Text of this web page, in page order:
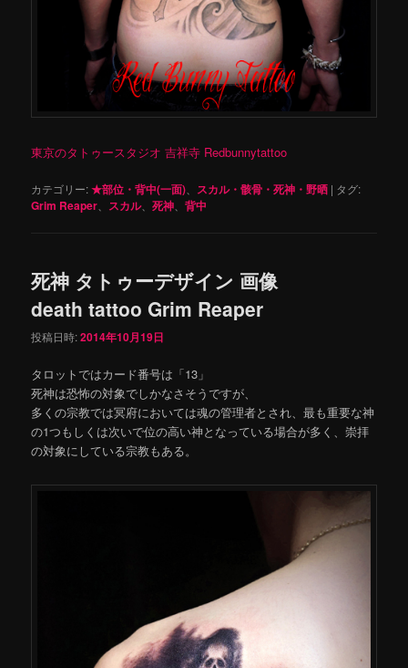
東京のタトゥースタジオ 吉祥寺 Redbunnytattoo
カテゴリー:★部位・背中(一面) スカル・骸骨・死神・野晒 | タグ:
Grim Reaper スカル、死神 、背中
死神 タトゥーデザイン 画像
death tattoo Grim Reaper
投稿日時:2014年10月19日
タロットではカード番号は「13」
死神は恐怖の対象でしかなさそうですが、
多くの宗教では冥府においては魂の管理者とされ、最も重要な神
の1つもしくは次いで位の高い神となっている場合が多く、崇拝
の対象にしている宗教もある。